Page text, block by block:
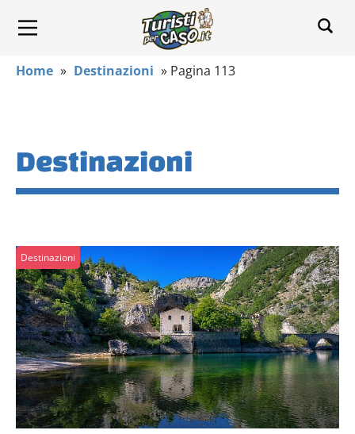
Home » Destinazioni » Pagina 113
Destinazioni
Destinazioni